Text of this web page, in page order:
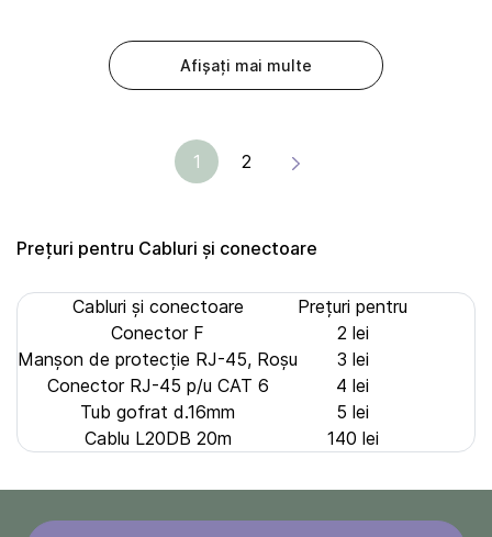
Afișați mai multe
1 2
Prețuri pentru Cabluri și сonectoare
Cabluri și сonectoare
Prețuri pentru
Conector F
2 lei
Manșon de protecție RJ-45, Roșu
3 lei
Conector RJ-45 p/u CAT 6
4 lei
Tub gofrat d.16mm
5 lei
Cablu L20DB 20m
140 lei